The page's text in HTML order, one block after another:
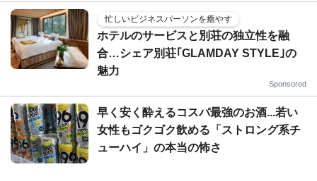
忙しいビジネスパーソンを癒やす
ホテルのサービスと別荘の独立性を融
合…シェア別荘｢GLAMDAY STYLE｣の
魅力
Sponsored
早く安く酔えるコスパ最強のお酒...若い
女性もゴクゴク飲める「ストロング系チ
ューハイ」の本当の怖さ